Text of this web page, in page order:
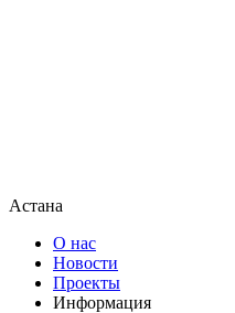
Астана
О нас
Новости
Проекты
Информация